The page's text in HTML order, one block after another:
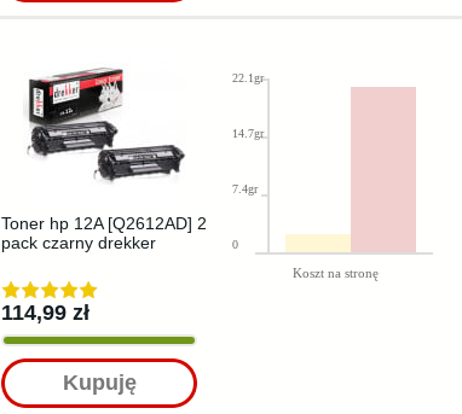
Toner hp 12A [Q2612AD] 2
pack czarny drekker
114,99 zł
Kupuję
22.1gr
14.7gr
7.4gr
0
Koszt na stronę